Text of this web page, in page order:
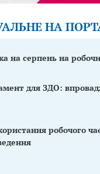
НА
на серпень на
для ЗДО:
робочого